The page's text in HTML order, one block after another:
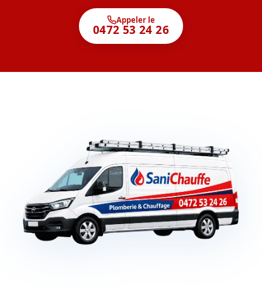
Appeler le
0472 53 24 26